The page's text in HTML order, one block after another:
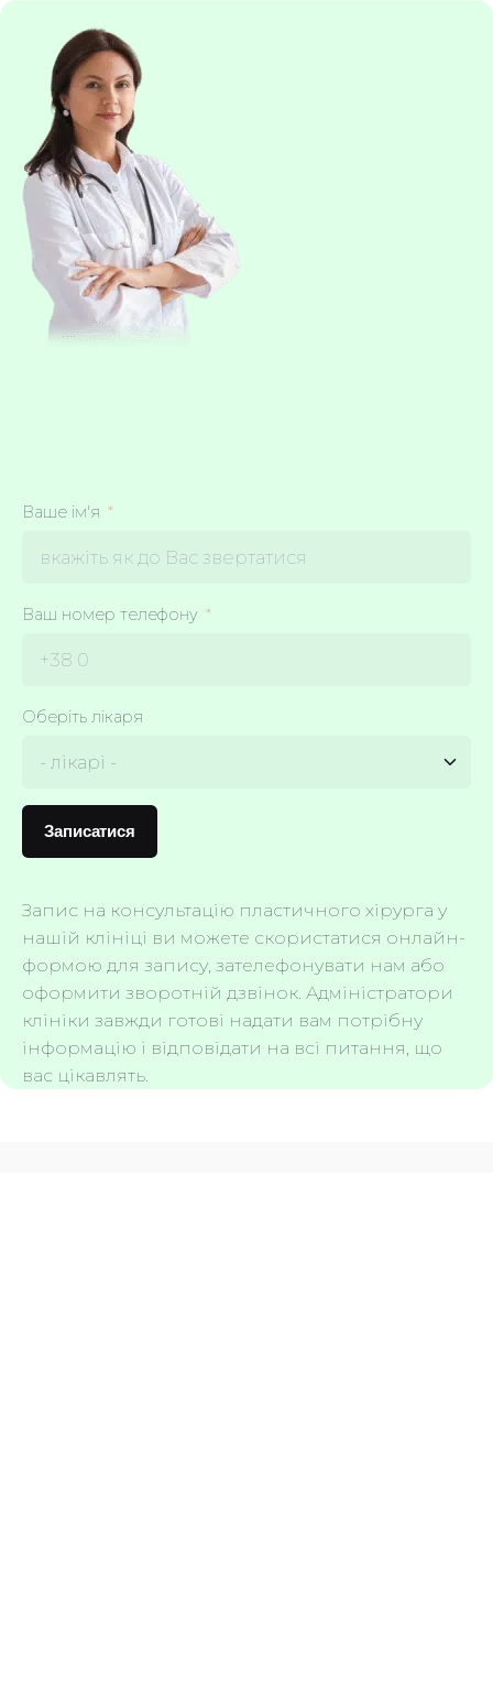
Ваше ім'я
Ваш номер телефону
Оберіть лікаря
Записатися
Запис на консультацію пластичного хірурга у
нашій клініці ви можете скористатися онлайн-
формою для запису, зателефонувати нам або
оформити зворотній дзвінок. Адміністратори
клініки завжди готові надати вам потрібну
інформацію і відповідати на всі питання, що
вас цікавлять.